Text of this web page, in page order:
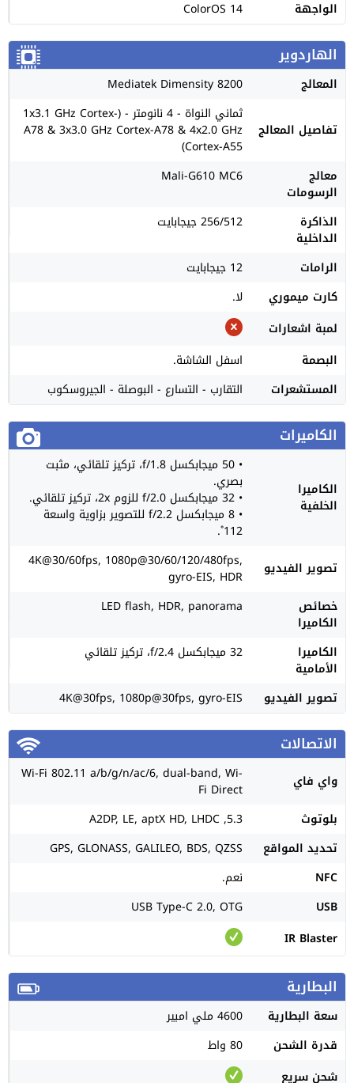
الواجهة
ColorOS 14
الهاردوير
المعالج Mediatek Dimensity 8200
تفاصيل المعالج
ثماني النواة - 4 نانومتر - (1x3.1 GHz Cortex-
A78 & 3x3.0 GHz Cortex-A78 & 4x2.0 GHz
Cortex-A55)
معالج
الرسومات
Mali-G610 MC6
الذاكرة
الداخلية
256/512 جيجابايت
الرامات
12 جيجابايت
كارت ميموري
لا.
لمبة اشعارات
البصمة
اسفل الشاشة.
المستشعرات
التقارب - التسارع - البوصلة - الجيروسكوب
الكاميرات
الكاميرا
الخلفية
• 50 ميجابكسل f/1.8، تركيز تلقائي، مثبت
بصري.
• 32 ميجابكسل f/2.0 للزوم 2x، تركيز تلقائي.
• 8 ميجابكسل f/2.2 للتصوير بزاوية واسعة
112˚.
تصوير الفيديو
4K@30/60fps, 1080p@30/60/120/480fps,
gyro-EIS, HDR
خصائص
الكاميرا
LED flash, HDR, panorama
الكاميرا
الأمامية
32 ميجابكسل f/2.4، تركيز تلقائي
تصوير الفيديو 4K@30fps, 1080p@30fps, gyro-EIS
الاتصالات
واي فاي Wi-Fi 802.11 a/b/g/n/ac/6, dual-band, Wi-
Fi Direct
بلوتوث
5.3, A2DP, LE, aptX HD, LHDC
تحديد المواقع
GPS, GLONASS, GALILEO, BDS, QZSS
NFC
نعم.
USB
USB Type-C 2.0, OTG
IR Blaster
البطارية
سعة البطارية
4600 ملي امبير
قدرة الشحن
80 واط
شحن سريع